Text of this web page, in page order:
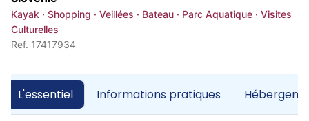
Kayak · Shopping · Veillées · Bateau · Parc Aquatique · Visites
Culturelles
Ref. 17417934
L'essentiel Informations pratiques